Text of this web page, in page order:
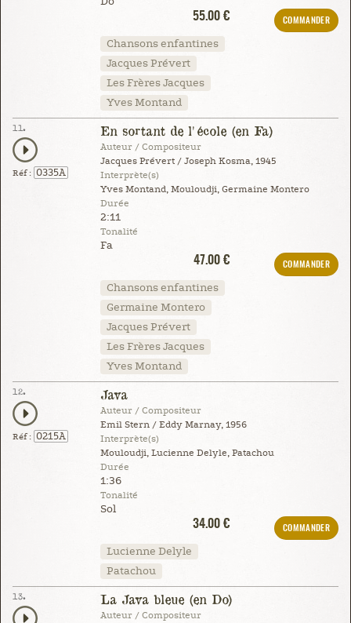
55.00 €
COMMANDER
Chansons enfantines
Jacques Prévert
Les Frères Jacques
Yves Montand
11.
Réf : 0335A
En sortant de l'école (en Fa)
Auteur / Compositeur
Jacques Prévert / Joseph Kosma, 1945
Interprète(s)
Yves Montand, Mouloudji, Germaine Montero
Durée
2:11
Tonalité
Fa
47.00 €
COMMANDER
Chansons enfantines
Germaine Montero
Jacques Prévert
Les Frères Jacques
Yves Montand
12.
Réf : 0215A
Java
Auteur / Compositeur
Emil Stern / Eddy Marnay, 1956
Interprète(s)
Mouloudji, Lucienne Delyle, Patachou
Durée
1:36
Tonalité
Sol
34.00 €
COMMANDER
Lucienne Delyle
Patachou
13. La Java bleue (en Do)
Auteur / Compositeur